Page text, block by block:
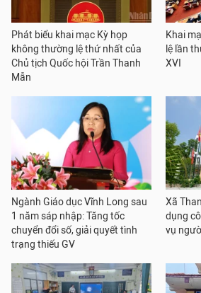
Phát biểu khai mạc Kỳ họp
không thường lệ thứ nhất của
Chủ tịch Quốc hội Trần Thanh
Mẫn
Khai
lệ lần
XVI
Ngành Giáo dục Vĩnh Long sau
1 năm sáp nhập: Tăng tốc
chuyển đổi số, giải quyết tình
trạng thiếu GV
Xã
dụng
vụ